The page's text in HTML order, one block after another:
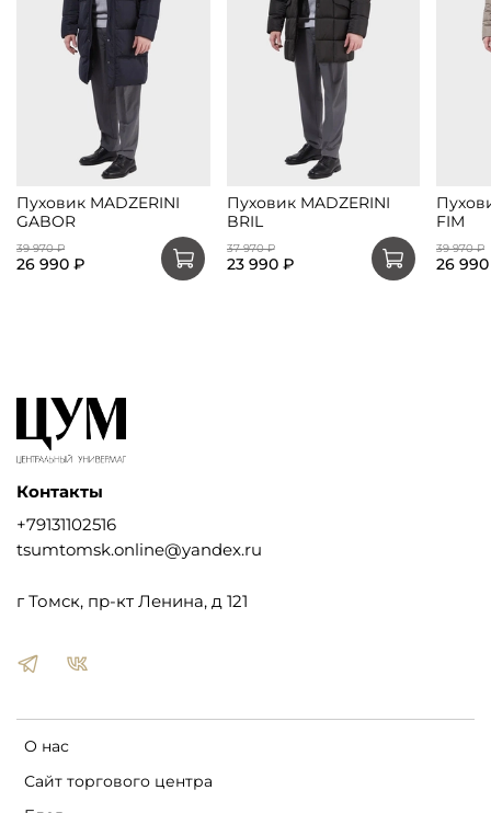
Пуховик MADZERINI
GABOR
39 970 ₽
26 990 ₽
Пуховик MADZERINI
BRIL
37 970 ₽
23 990 ₽
FIM
39 970 ₽
26
О нас
Сайт торгового центра
Контакты
+79131102516
tsumtomsk.online@yandex.ru
г Томск, пр-кт Ленина, д 121